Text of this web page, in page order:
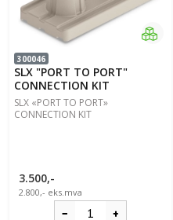
300046
SLX "PORT TO PORT"
CONNECTION KIT
SLX «PORT TO PORT»
CONNECTION KIT
3.500,-
2.800,- eks.mva